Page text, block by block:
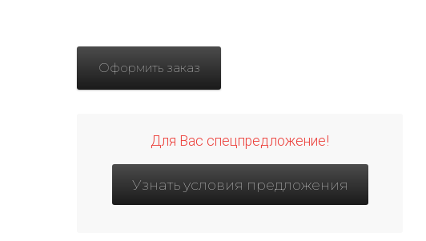
Оформить заказ
Для Вас спецпредложение!
Узнать условия предложения